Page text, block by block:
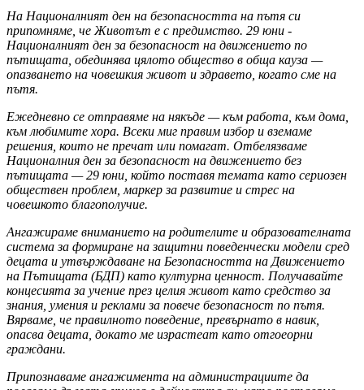
Ha Националният ден на безопасността на пътя си
припомняме, че Животът е с предимство. 29 юни -
Националният ден за безопасност на движението по
пътищата, обединява цялото общество в обща кауза —
опазването на човешкия живот и здравето, когато сме на
пътя.
Ежедневно се отправяме на някъде — към работа, към дома,
към любимите хора. Всеки миг правим избор и вземаме
решения, които не пречат или помагат. Отбелязваме
Националния ден за безопасност на движението без
пътищата — 29 юни, който поставя темата като сериозен
обществен проблем, маркер за развитие и стрес на
човешкото благополучие.
Ангажираме вниманието на родителите и образователната
система за формиране на защитни поведенчески модели сред
децата и утвърждаване на Безопасността на Движението
на Пътищата (БДП) като културна ценност. Получавайте
концесията за учение през целия живот като средство за
знания, умения и реклами за повече безопасност по пътя.
Вярваме, че правилното поведение, превърнато в навик,
опасва децата, докато ме израстеат като отгоеорни
граждани.
Припознаваме ангажимента на администрациите да